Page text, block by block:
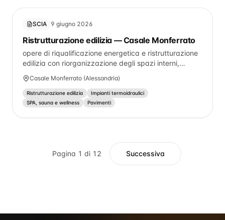
SCIA 9 giugno 2026
Ristrutturazione edilizia — Casale Monferrato
opere di riqualificazione energetica e ristrutturazione
edilizia con riorganizzazione degli spazi interni,
rifacimento bagni e realizzazione di riscaldamento a
pavimento sostitutivo di quello esistente, il tutto da
realizzare nell'unità residenziale sita in Casale M.to
strada Alessandria n° 225/A
Casale Monferrato (Alessandria)
Ristrutturazione edilizia
Impianti termoidraulici
SPA, sauna e wellness
Pavimenti
Pagina 1 di 12 Successiva